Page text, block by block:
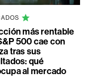
más rentable
500 cae con
tras sus
qué
al mercado